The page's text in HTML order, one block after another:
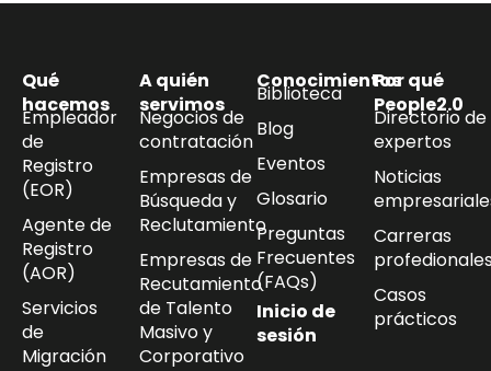
Qué
hacemos
Empleador
de
Registro
(EOR)
Agente de
Registro
(AOR)
Servicios
de
Migración
A quién
servimos
Negocios de
contratación
Empresas de
Búsqueda y
Reclutamiento
Empresas de
Recutamiento
de Talento
Masivo y
Corporativo
Conocimientos
Biblioteca
Blog
Eventos
Glosario
Preguntas
Frecuentes
(FAQs)
Inicio de
sesión
Por qué
People2.0
Directorio de
expertos
Noticias
Carreras
Casos
prácticos